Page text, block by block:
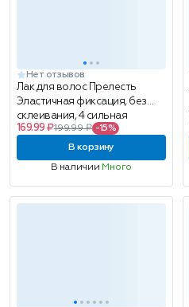
Нет отзывов
Лак для волос Прелесть
Эластичная фиксация, без
склеивания, 4 сильная
фиксация, 200мл
169.99 ₽199.99 ₽ -15%
В корзину
В наличии Много